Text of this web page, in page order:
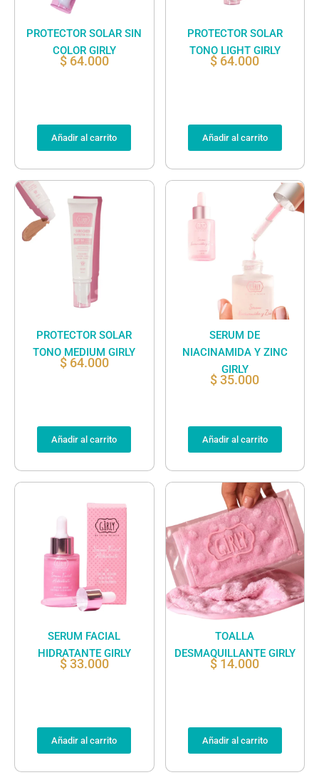
PROTECTOR SOLAR SIN
COLOR GIRLY
$64.000
Añadir al carrito
PROTECTOR SOLAR
TONO LIGHT GIRLY
$ 64.000
Añadir al carrito
PROTECTOR SOLAR
TONO MEDIUM GIRLY
$64.000
Añadir al carrito
SERUM DE
NIACINAMIDA Y ZINC
GIRLY
$35.000
Añadir al carrito
SERUM FACIAL
HIDRATANTE GIRLY
$33.000
Añadir al carrito
TOALLA
DESMAQUILLANTE GIRLY
$ 14.000
Añadir al carrito